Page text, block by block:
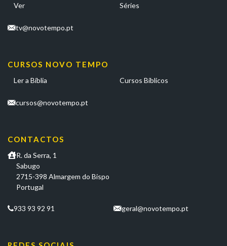
Ver Séries
tv@novotempo.pt
CURSOS NOVO TEMPO
Ler a Bíblia Cursos Bíblicos
cursos@novotempo.pt
CONTACTOS
R. da Serra, 1
Sabugo
2715-398 Almargem do Bispo
Portugal
933 93 92 91 geral@novotempo.pt